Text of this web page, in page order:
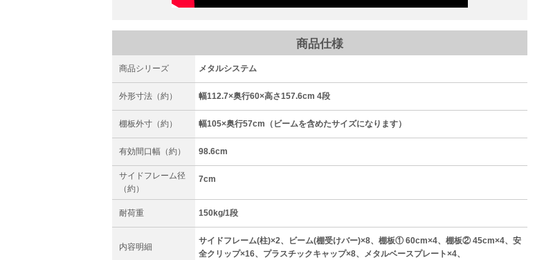
商品仕様
商品シリーズ メタルシステム
外形寸法（約） 幅112.7×奥行60×高さ157.6cm 4段
棚板外寸（約） 幅105×奥行57cm（ビームを含めたサイズになります）
有効間口幅（約） 98.6cm
サイドフレーム径
（約）
7cm
耐荷重 150kg/1段
内容明細
サイドフレーム(柱)×2、ビーム(棚受けバー)×8、棚板① 60cm×4、棚板② 45cm×4、安
全クリップ×16、プラスチックキャップ×8、メタルベースプレート×4、